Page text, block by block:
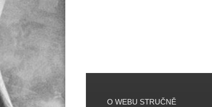
O WEBU STRUČNĚ